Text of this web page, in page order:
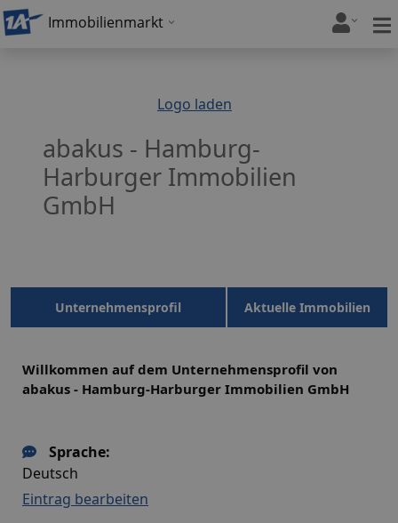
Immobilienmarkt
Logo laden
abakus - Hamburg-
Harburger Immobilien
GmbH
Unternehmensprofil Aktuelle Immobilien
Willkommen auf dem Unternehmensprofil von
abakus - Hamburg-Harburger Immobilien GmbH
Sprache:
Deutsch
Eintrag bearbeiten